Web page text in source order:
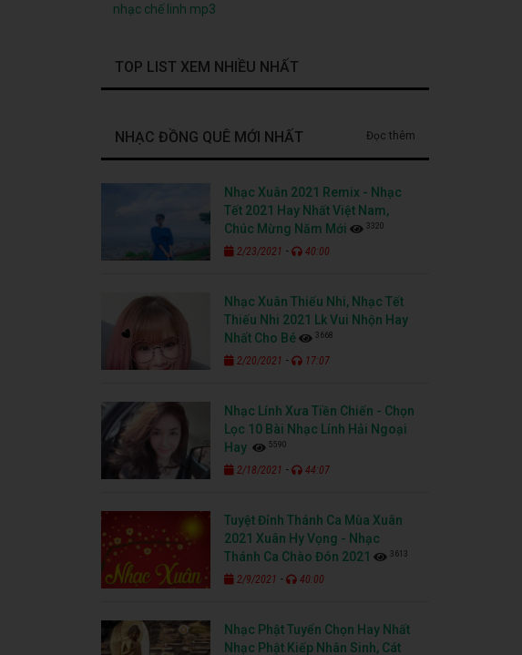
nhạc chế linh mp3
TOP LIST XEM NHIỀU NHẤT
NHẠC ĐỒNG QUÊ MỚI NHẤT Đọc thêm
Nhạc Xuân 2021 Remix - Nhạc
Tết 2021 Hay Nhất Việt Nam,
Chúc Mừng Năm Mới
3320
2/23/2021 - 40:00
Nhạc Xuân Thiếu Nhi, Nhạc Tết
Thiếu Nhi 2021 Lk Vui Nhộn Hay
Nhất Cho Bé
3668
2/20/2021 - 17:07
Nhạc Lính Xưa Tiền Chiến - Chọn
Lọc 10 Bài Nhạc Lính Hải Ngoại
Hay
5590
2/18/2021 - 44:07
Tuyệt Đỉnh Thánh Ca Mùa Xuân
2021 Xuân Hy Vọng - Nhạc
Thánh Ca Chào Đón 2021
3613
2/9/2021 - 40:00
Nhạc Phật Tuyển Chọn Hay Nhất
Nhạc Phật Kiếp Nhân Sinh, Cát